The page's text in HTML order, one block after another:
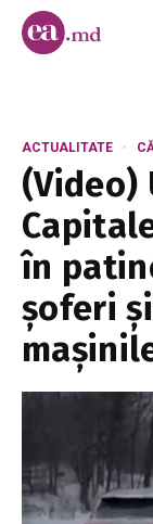
ACTUALITATE
(Video)
în
șoferi